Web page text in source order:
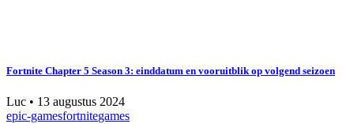
Fortnite Chapter 5 Season 3: einddatum en vooruitblik op volgend seizoen
Luc • 13 augustus 2024
epic-gamesfortnitegames